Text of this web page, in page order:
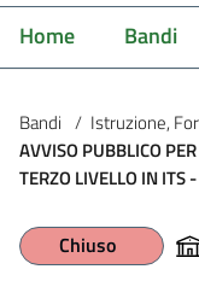
Home Bandi
Bandi / Istruzione,
AVVISO PUBBLICO
TERZO LIVELLO IN
Chiuso